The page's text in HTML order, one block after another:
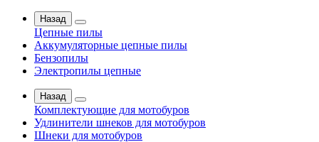
Назад
Цепные пилы
Аккумуляторные цепные пилы
Бензопилы
Электропилы цепные
Назад
Комплектующие для мотобуров
Удлинители шнеков для мотобуров
Шнеки для мотобуров